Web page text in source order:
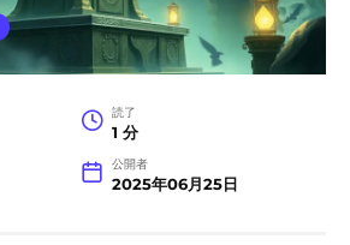
読了
1 分
公開者
2025年06月25日